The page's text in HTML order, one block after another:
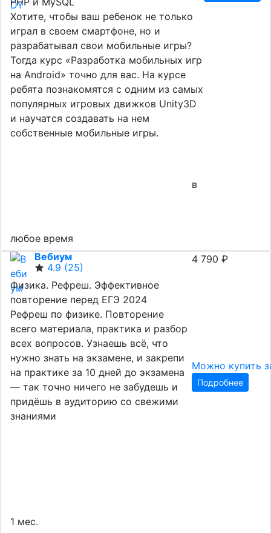
Хотите, чтобы ваш ребенок не только
играл в своем смартфоне, но и
разрабатывал свои мобильные игры?
Тогда курс «Разработка мобильных игр
на Android» точно для вас. На курсе
ребята познакомятся с одним из самых
популярных игровых движков Unity3D
и научатся создавать на нем
собственные мобильные игры.
в
любое время
Вебиум
4.9 (25)
Физика. Рефреш. Эффективное
повторение перед ЕГЭ 2024
Рефреш по физике. Повторение
всего материала, практика и разбор
всех вопросов. Узнаешь всё, что
нужно знать на экзамене, и закрепи
на практике за 10 дней до экзамена
— так точно ничего не забудешь и
придёшь в аудиторию со свежими
знаниями
1 мес.
4 790 ₽
Можно купить
Подробнее